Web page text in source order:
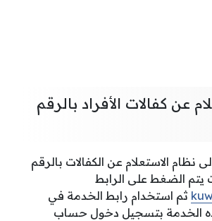
عن كفالات الأفراد بالرقم
نظام الاستعلام عن الكفالات بالرقم
يتم الضغط على الرابط
ثم استخدام رابط الخدمة في
الخدمة بتسجيل دخول حساب